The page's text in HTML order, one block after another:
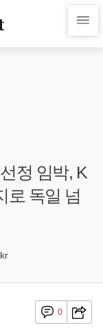
정 임박, K
로 독일 넘
0